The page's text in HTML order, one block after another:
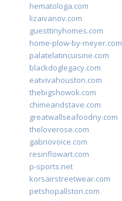
hematologa.com
lizaivanov.com
guesttinyhomes.com
home-plow-by-meyer.com
palatelatincuisine.com
blackdoglegacy.com
eatvivahouston.com
thebigshowok.com
chimeandstave.com
greatwallseafoodny.com
theloverose.com
gabriovoice.com
resinflowart.com
p-sports.net
korsairstreetwear.com
petshopallston.com